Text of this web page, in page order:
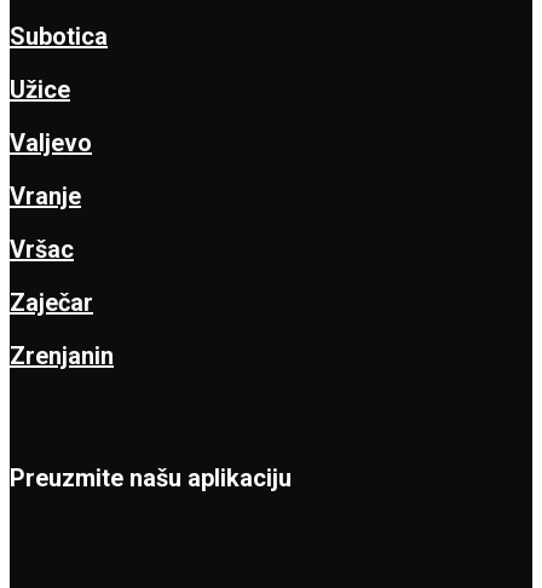
Subotica
Užice
Valjevo
Vranje
Vršac
Zaječar
Zrenjanin
Preuzmite našu aplikaciju